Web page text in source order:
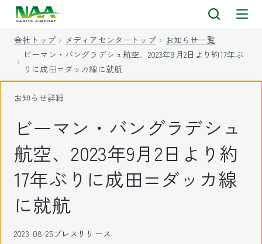
会社トップ メディアセンタートップ
お知らせ一覧
ビーマン・バングラデシュ航空、2023年9月2日より約17年ぶ
りに成田=ダッカ線に就航
お知らせ詳細
ビーマン・バングラデシュ
航空、2023年9月2日より約
17年ぶりに成田=ダッカ線
に就航
2023-08-25プレスリリース